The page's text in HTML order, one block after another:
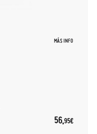
MÁS INFO
56,95€